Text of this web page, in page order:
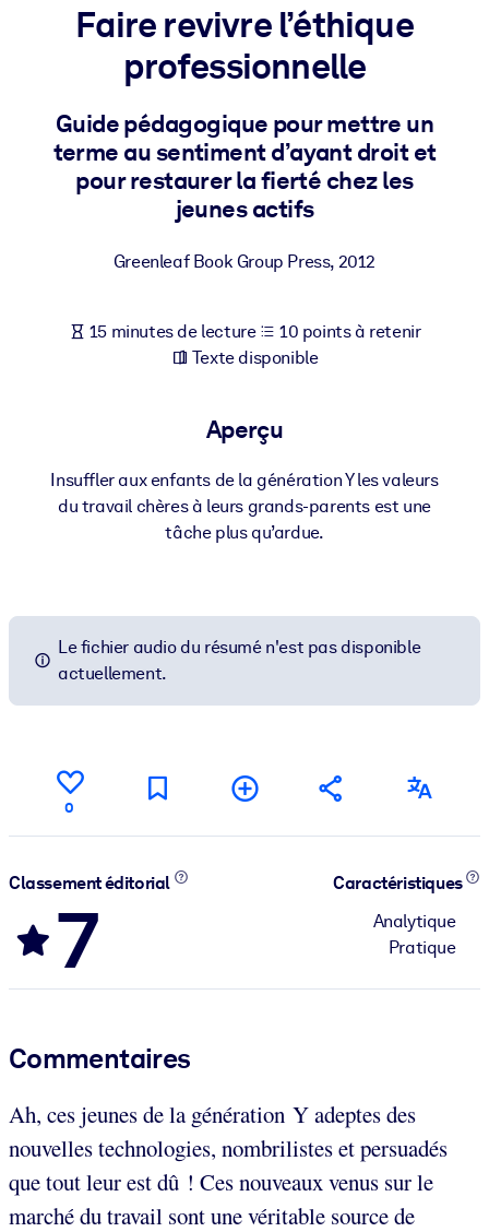
PAR SYSTÈME
Intégrez des connaissances vérifiées et concises dans votre
LMS/LXP pour de meilleurs résultats d'apprentissage.
Pour bibliothèques d'entreprise
commerciales fiables et prêtes à l'emploi.
Alimentez vos systèmes d'IA avec des connaissances fiables et
structurées pour améliorer les résultats.
Faire revivre l’éthique
professionnelle
Guide pédagogique pour mettre un
terme au sentiment d’ayant droit et
pour restaurer la fierté chez les
jeunes actifs
Greenleaf Book Group Press, 2012
15 minutes de lecture
10 points à retenir
Texte disponible
Aperçu
Insuffler aux enfants de la génération Y les valeurs
du travail chères à leurs grands-parents est une
tâche plus qu’ardue.
Le fichier audio du résumé n'est pas disponible
actuellement.
0
Classement éditorial
7
Caractéristiques
Analytique
Pratique
Commentaires
Ah, ces jeunes de la génération Y adeptes des
nouvelles technologies, nombrilistes et persuadés
que tout leur est dû ! Ces nouveaux venus sur le
marché du travail sont une véritable source de